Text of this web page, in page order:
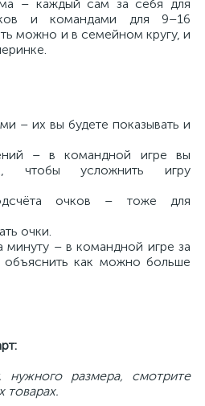
– каждый сам за себя для
и командами для 9–16
можно и в семейном кругу, и
– их вы будете показывать и
– в командной игре вы
чтобы усложнить игру
очков – тоже для
очки.
– в командной игре за
как можно больше
нужного размера, смотрите
товарах.